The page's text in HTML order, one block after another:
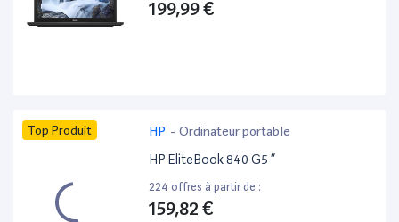
199,99 €
Top Produit HP - Ordinateur portable
HP EliteBook 840 G5 ”
224 offres à partir de :
159,82 €